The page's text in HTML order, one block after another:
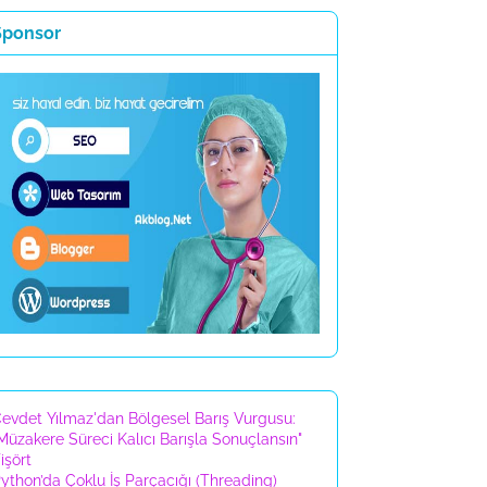
Yılmaz'dan Bölgesel Barış Vurgusu:
Süreci Kalıcı Barışla Sonuçlansın"
Çoklu İş Parçacığı (Threading)